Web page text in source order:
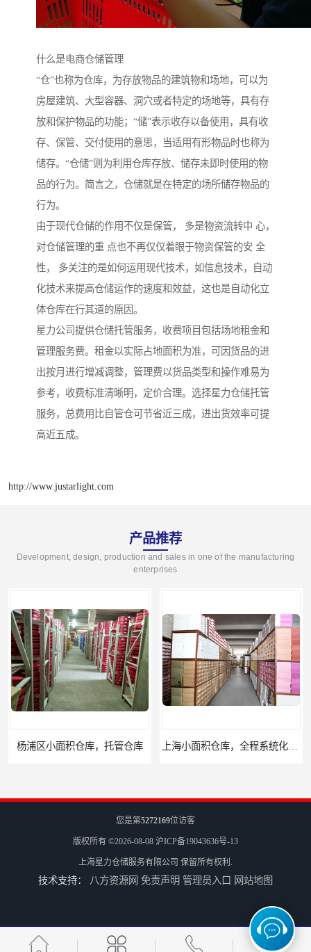
什么是电商仓储管理
“仓”也称为仓库，为存放物品的建筑物和场地，可以为
房屋建筑、大型容器、洞穴或者特定的场地等，具有存
放和保护物品的功能；“储”表示收存以备使用，具有收
存、保管、交付使用的意思，当适用有形物品时也称为
储存。“仓储”则为利用仓库存放、储存未即时使用的物
品的行为。简言之，仓储就是在特定的场所储存物品的
行为。
由于现代仓储的作用不仅是保管， 多是物资流转中 心，
对仓储管理的重 点也不再仅仅着眼于物资保管的安 全
性， 多关注的是如何运用现代技术，如信息技术，自动
化技术来提高仓储运作的速度和效益，这也是自动化立
体仓库在行其道的原因。
星力公司提供仓储托管服务，收费项目包括场地租金和
管理服务费。租金以实际占地面积为准，可因货品的进
出按月进行增减调整，管理费以货品类型和操作难易为
参考，收费标准清晰明，定价合理。选择星力仓储托管
服务，总费用比自管仓可节省近三成，进出货效率可提
高近五成。
http://www.justarlight.com
产品推荐
Development, design, production and sales in one of the manufacturing
enterprises
嘉定区小面积仓库，电商仓库，10平起租
您是第5272169位访客
版权所有 ©2026-08-08 沪ICP备19043636号-13
上海星力仓储服务有限公司 保留所有权利.
技术支持： 八方资源网 免责声明 管理员入口 网站地图